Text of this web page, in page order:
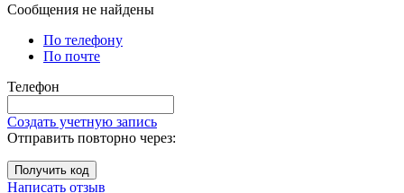
Сообщения не найдены
По телефону
По почте
Телефон
Создать учетную запись
Отправить повторно через:
Получить код
Написать отзыв